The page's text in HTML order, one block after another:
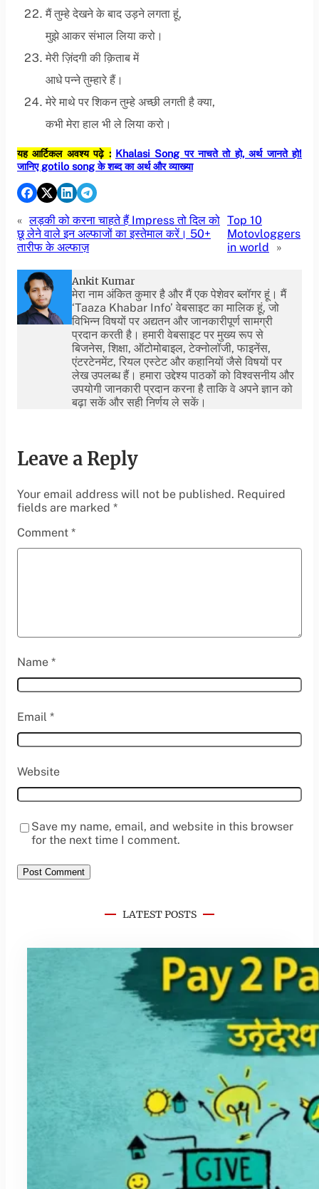
मैं तुम्हे देखने के बाद उड़ने लगता हूं,
मुझे आकर संभाल लिया करो।
मेरी ज़िंदगी की क़िताब में
आधे पन्ने तुम्हारे हैं।
मेरे माथे पर शिकन तुम्हे अच्छी लगती है क्या,
कभी मेरा हाल भी ले लिया करो।
यह आर्टिकल अवश्य पढ़े : Khalasi Song पर नाचते तो हो, अर्थ जानते हो!
जानिए gotilo song के शब्द का अर्थ और व्याख्या
« लड़की को करना चाहते हैं Impress तो दिल को
छू लेने वाले इन अल्फाजों का इस्तेमाल करें। 50+
तारीफ के अल्फाज़
Top 10
Motovloggers
in world
»
Ankit Kumar
मेरा नाम अंकित कुमार है और मैं एक पेशेवर ब्लॉगर हूं। मैं
‘Taaza Khabar Info’ वेबसाइट का मालिक हूं, जो
विभिन्न विषयों पर अद्यतन और जानकारीपूर्ण सामग्री
प्रदान करती है। हमारी वेबसाइट पर मुख्य रूप से
बिजनेस, शिक्षा, ऑटोमोबाइल, टेक्नोलॉजी, फाइनेंस,
एंटरटेनमेंट, रियल एस्टेट और कहानियों जैसे विषयों पर
लेख उपलब्ध हैं। हमारा उद्देश्य पाठकों को विश्वसनीय और
उपयोगी जानकारी प्रदान करना है ताकि वे अपने ज्ञान को
बढ़ा सकें और सही निर्णय ले सकें।
Leave a Reply
Your email address will not be published. Required
fields are marked *
Comment *
Name *
Email *
Website
Save my name, email, and website in this browser
for the next time I comment.
LATEST POSTS